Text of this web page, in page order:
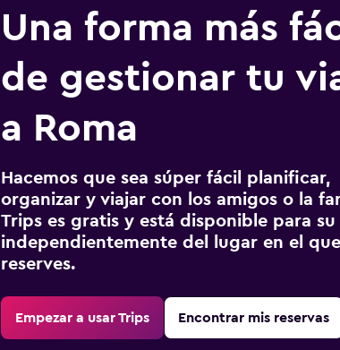
Una forma más
de gestionar tu
a Roma
Hacemos que sea súper fácil planificar,
organizar y viajar con los amigos o la
Trips es gratis y está disponible para su
independientemente del lugar en el que
reserves.
Empezar a usar Trips Encontrar mis reservas